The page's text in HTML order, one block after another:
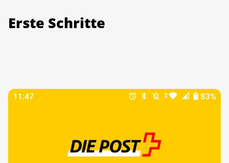
Erste Schritte